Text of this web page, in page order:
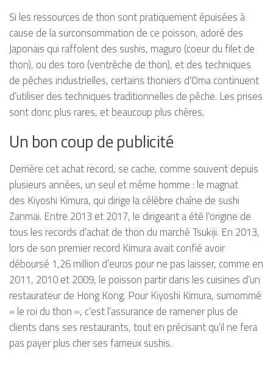
Si les ressources de thon sont pratiquement épuisées à
cause de la surconsommation de ce poisson, adoré des
Japonais qui raffolent des sushis, maguro (coeur du filet de
thon), ou des toro (ventrèche de thon), et des techniques
de pêches industrielles, certains thoniers d’Oma continuent
d’utiliser des techniques traditionnelles de pêche. Les prises
sont donc plus rares, et beaucoup plus chères.
Un bon coup de publicité
Derrière cet achat record, se cache, comme souvent depuis
plusieurs années, un seul et même homme : le magnat
des Kiyoshi Kimura, qui dirige la célèbre chaîne de sushi
Zanmai. Entre 2013 et 2017, le dirigeant a été l’origine de
tous les records d’achat de thon du marché Tsukiji. En 2013,
lors de son premier record Kimura avait confié avoir
déboursé 1,26 million d’euros pour ne pas laisser, comme en
2011, 2010 et 2009, le poisson partir dans les cuisines d’un
restaurateur de Hong Kong. Pour Kiyoshi Kimura, surnommé
« le roi du thon », c’est l’assurance de ramener plus de
clients dans ses restaurants, tout en précisant qu’il ne fera
pas payer plus cher ses fameux sushis.